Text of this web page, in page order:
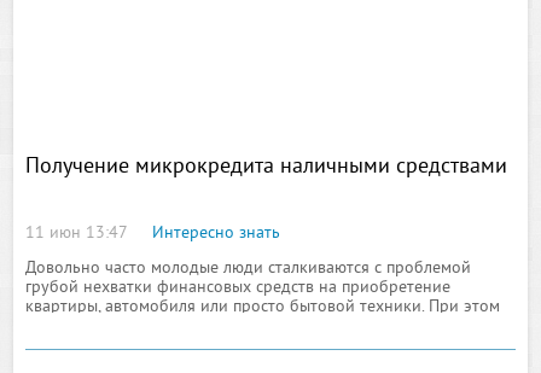
Получение микрокредита наличными средствами
11 июн 13:47
Интересно знать
Довольно часто молодые люди сталкиваются с проблемой
грубой нехватки финансовых средств на приобретение
квартиры, автомобиля или просто бытовой техники. При этом
оформление кредита в специализированном финансовом